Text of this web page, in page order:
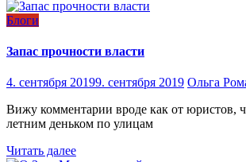
Блоги
Запас прочности власти
4. сентября 20199. сентября 2019 Ольга
Вижу комментарии вроде как от юристов,
летним деньком по улицам
Читать далее